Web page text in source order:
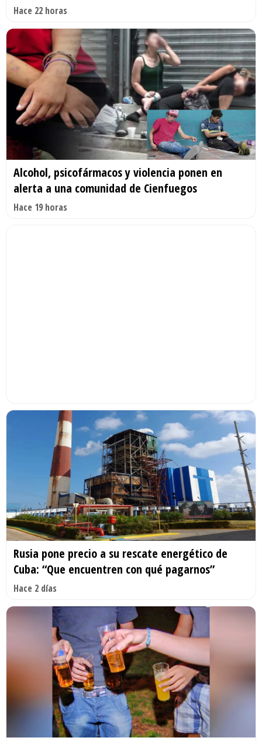
Hace 22 horas
Alcohol, psicofármacos y violencia ponen en
alerta a una comunidad de Cienfuegos
Hace 19 horas
Rusia pone precio a su rescate energético de
Cuba: “Que encuentren con qué pagarnos”
Hace 2 días